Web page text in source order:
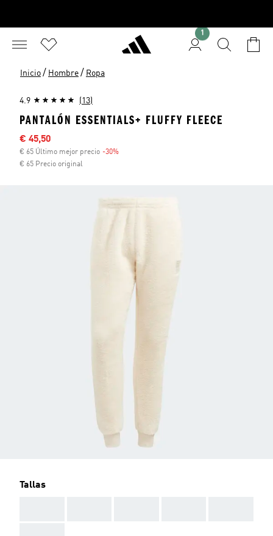
1
Inicio / Hombre / Ropa
4.9 (13)
PANTALÓN ESSENTIALS+ FLUFFY FLEECE
Precio rebajado
€ 45,50
€ 65 Último mejor precio -30%
€ 65 Precio original
Tallas